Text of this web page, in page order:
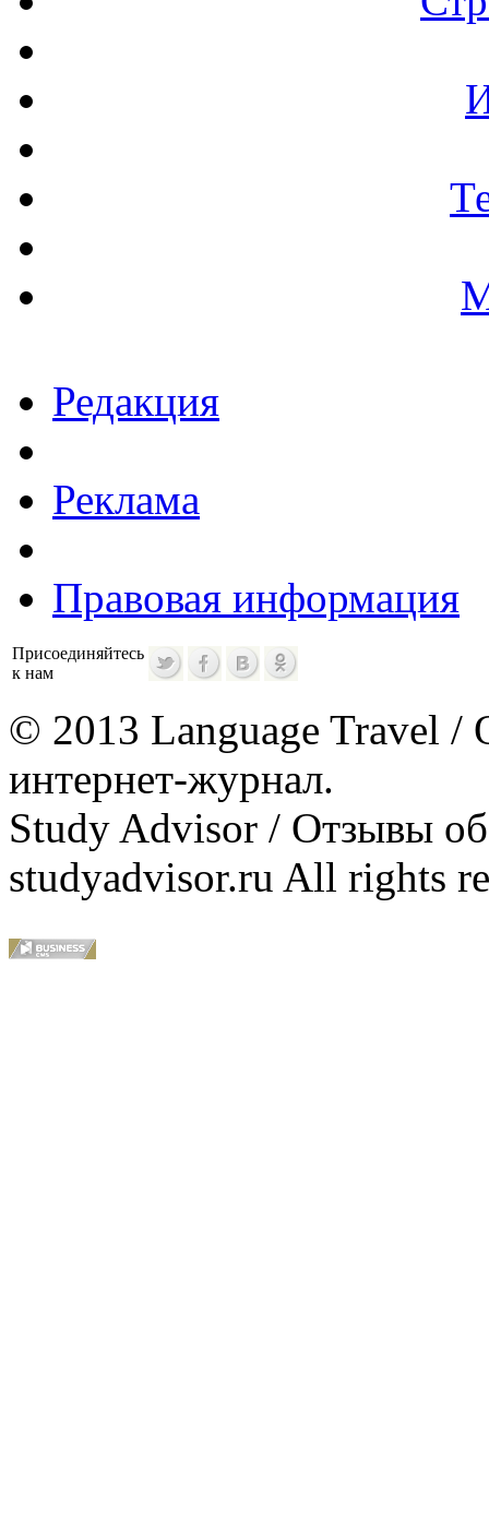
Редакция
Реклама
Правовая информация
Присоединяйтесь
к нам
© 2013 Language Travel /
интернет-журнал.
Study Advisor / Отзывы
studyadvisor.ru All rights